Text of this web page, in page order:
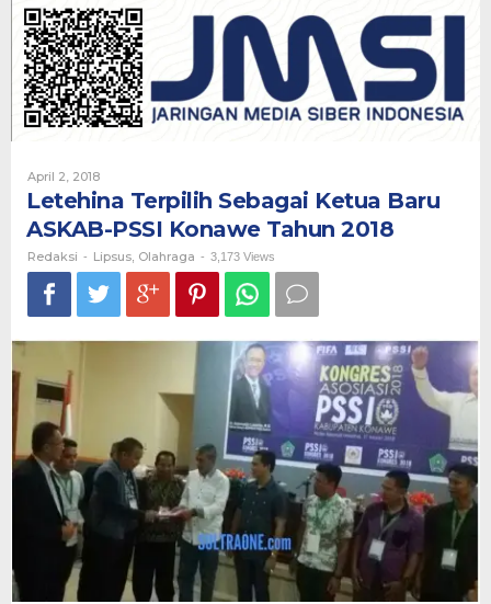
PSSI
Konawe
Tahun
2018
April 2, 2018Oleh
Letehina Terpilih Sebagai Ketua Baru
ASKAB-PSSI Konawe Tahun 2018
Redaksi - Lipsus Olahraga - 3,173 Views